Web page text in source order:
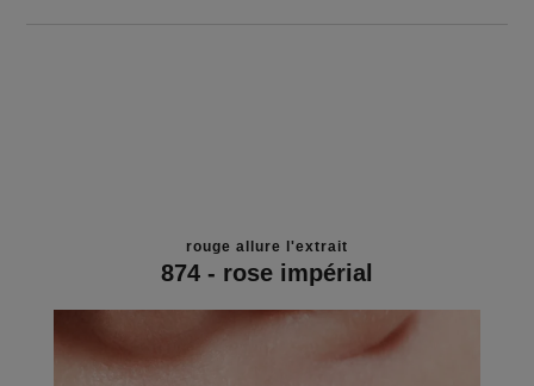
rouge allure l'extrait
874 - rose impérial